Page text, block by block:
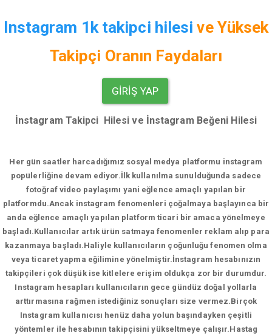
Instagram 1k takipci hilesi ve Yüksek
Takipçi Oranın Faydaları
GIRIŞ YAP
İnstagram Takipci Hilesi ve İnstagram Beğeni Hilesi
Her gün saatler harcadığımız sosyal medya platformu instagram
popülerliğine devam ediyor.İlk kullanılma sunulduğunda sadece
fotoğraf video paylaşımı yani eğlence amaçlı yapılan bir
platformdu.Ancak instagram fenomenleri çoğalmaya başlayınca bir
anda eğlence amaçlı yapılan platform ticari bir amaca yönelmeye
başladı.Kullanıcılar artık ürün satmaya fenomenler reklam alıp para
kazanmaya başladı.Haliyle kullanıcıların çoğunluğu fenomen olma
veya ticaret yapma eğilimine yönelmiştir.İnstagram hesabınızın
takipçileri çok düşük ise kitlelere erişim oldukça zor bir durumdur.
Instagram hesapları kullanıcıların gece gündüz doğal yollarla
arttırmasına rağmen istediğiniz sonuçları size vermez.Birçok
Instagram kullanıcısı henüz daha yolun başındayken çeşitli
yöntemler ile hesabının takipçisini yükseltmeye çalışır.Hastag